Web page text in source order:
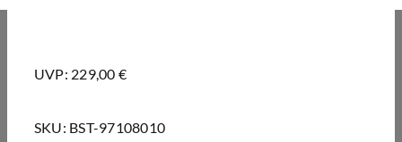
UVP: 229,00 €
SKU: BST-97108010